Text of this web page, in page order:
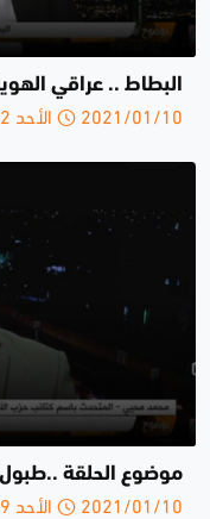
البطاط .. عراقي
2021/01/10 الأحد 10:52 ص
موضوع الحلقة
2021/01/10 الأحد 10:49 ص